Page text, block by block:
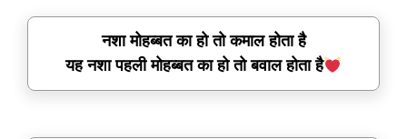
नशा मोहब्बत का हो तो कमाल होता है
यह नशा पहली मोहब्बत का हो तो बवाल होता है